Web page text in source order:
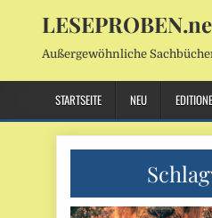
Außergewöhnliche
STARTSEITE NEU